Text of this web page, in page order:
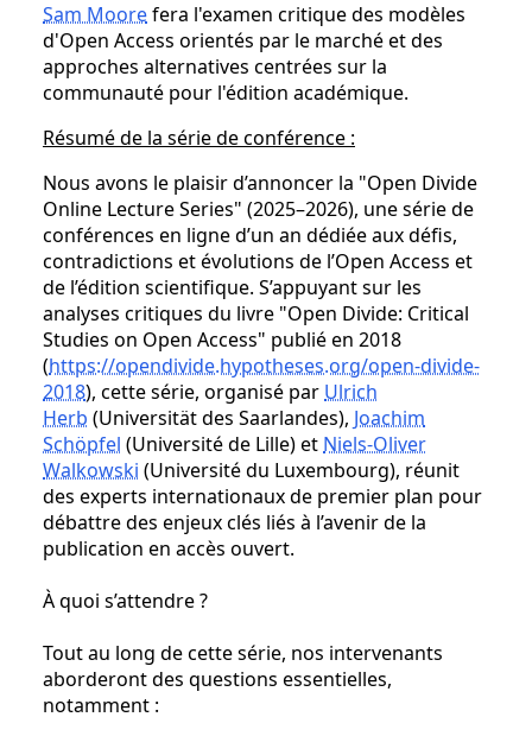
Sam Moorefera l'examen critique des modèles
d'Open Access orientés par le marché et des
approches alternatives centrées sur la
communauté pour l'édition académique.
Résumé de la série de conférence :
Nous avons le plaisir d’annoncer la "Open Divide
Online Lecture Series" (2025–2026), une série de
conférences en ligne d’un an dédiée aux défis,
contradictions et évolutions de l’Open Access et
de l’édition scientifique. S’appuyant sur les
analyses critiques du livre "Open Divide: Critical
Studies on Open Access" publié en 2018
(https://opendivide.hypotheses.org/open-divide-
2018), cette série, organisé par Ulrich
Herb (Universität des Saarlandes), Joachim
Schöpfel (Université de Lille) et Niels-Oliver
Walkowski (Université du Luxembourg), réunit
des experts internationaux de premier plan pour
débattre des enjeux clés liés à l’avenir de la
publication en accès ouvert.
À quoi s’attendre ?
Tout au long de cette série, nos intervenants
aborderont des questions essentielles,
notamment :